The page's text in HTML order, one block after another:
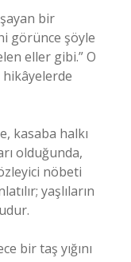
bir
görünce şöyle
eller gibi.” O
kasaba halkı
olduğunda,
nöbeti
yaşlıların
bir taş yığını